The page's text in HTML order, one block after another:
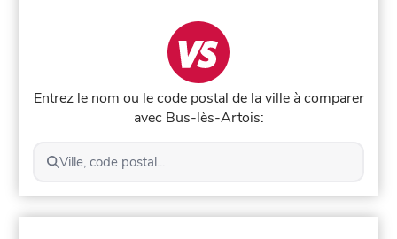
Entrez le nom ou le code postal de la ville à comparer
avec Bus-lès-Artois:
Ville, code postal...